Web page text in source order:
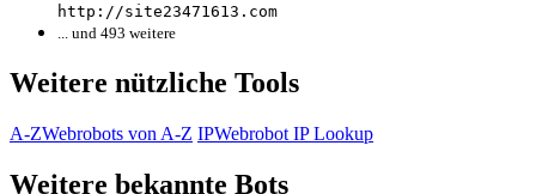
http://site23471613.com
... und 493 weitere
Weitere nützliche Tools
A-ZWebrobots von A-Z IPWebrobot IP Lookup
Weitere bekannte Bots